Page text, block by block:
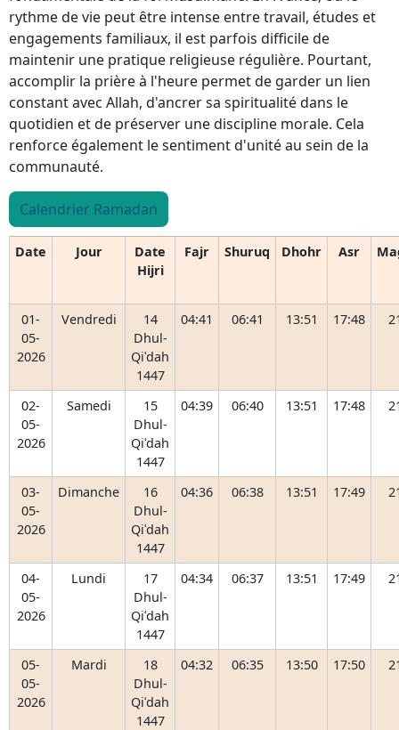
rythme de vie peut être intense entre travail, études et
engagements familiaux, il est parfois difficile de
maintenir une pratique religieuse régulière. Pourtant,
accomplir la prière à l'heure permet de garder un lien
constant avec Allah, d'ancrer sa spiritualité dans le
quotidien et de préserver une discipline morale. Cela
renforce également le sentiment d'unité au sein de la
communauté.
Calendrier Ramadan
Date Jour
Date
Hijri
Fajr Shuruq Dhohr Asr
01-
05-
2026
Vendredi
14
Dhul-
Qiʿdah
1447
04:41 06:41 13:51 17:48
02-
05-
2026
Samedi
15
Dhul-
Qiʿdah
1447
04:39 06:40 13:51 17:48
03-
05-
2026
Dimanche
16
Dhul-
Qiʿdah
1447
04:36 06:38 13:51 17:49
04-
05-
2026
Lundi
17
Dhul-
Qiʿdah
1447
04:34 06:37 13:51 17:49
05-
05-
2026
Mardi
18
Dhul-
Qiʿdah
1447
04:32 06:35 13:50 17:50